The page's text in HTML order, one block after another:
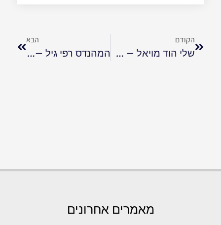
הקודם
שלי הוד מויאל – מהפכת הבלוקצ׳יין
הבא
המהנדס רפי גיל – הרצאה
מאמרים אחרונים